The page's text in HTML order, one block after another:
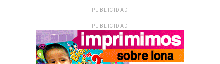
PUBLICIDAD
PUBLICIDAD